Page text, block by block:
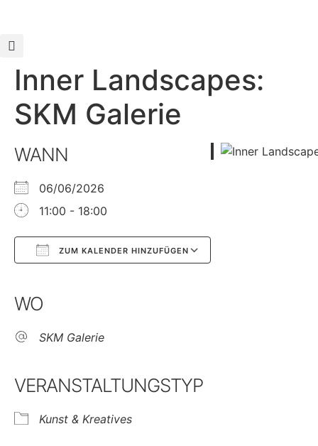
Inner Landscapes:
SKM Galerie
WANN
06/06/2026
11:00 - 18:00
ZUM KALENDER HINZUFÜGEN
WO
SKM Galerie
VERANSTALTUNGSTYP
Kunst & Kreatives